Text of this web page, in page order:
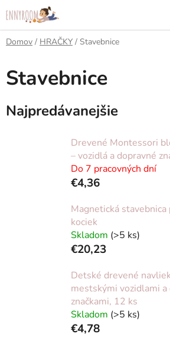
na
obsah
Domov / HRAČKY / Stavebnice
Stavebnice
Najpredávanejšie
Drevené Montessori
– vozidlá a dopravné
Do 7 pracovných dní
€4,36
Magnetická
kociek
Skladom (>5 ks)
€20,23
Detské drevené
mestskými vozidlami a
značkami, 12 ks
Skladom (>5 ks)
€4,78